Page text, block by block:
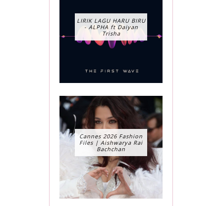
LIRIK LAGU HARU BIRU
- ALPHA ft Daiyan
Trisha
Cannes 2026 Fashion
Files | Aishwarya Rai
Bachchan